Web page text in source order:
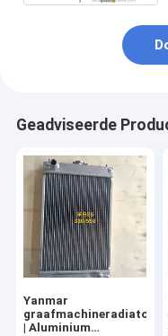
Geadviseerde
Yanmar
graafmachineradiator
| Aluminium